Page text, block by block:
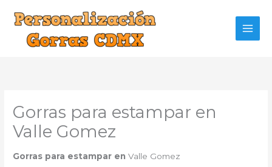
contenido
Gorras para estampar en
Valle Gomez
Gorras para estampar enValle Gomez